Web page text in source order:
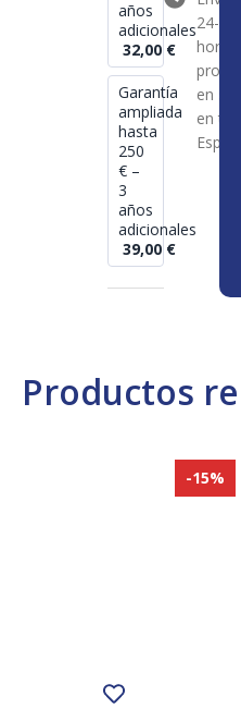
Productos
-15%
años
adicionales
32,00 €
Garantía
ampliada
hasta
250
€ –
3
años
adicionales
39,00 €
24-72
horas
en
en toda
España